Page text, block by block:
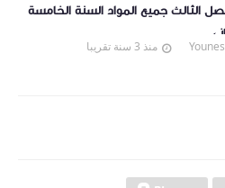
الثالث جميع المواد السنة الخامسة
منذ 3 سنة تقريبا